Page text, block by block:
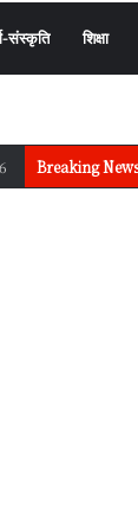
संस्कृति शिक्षा
Breaking